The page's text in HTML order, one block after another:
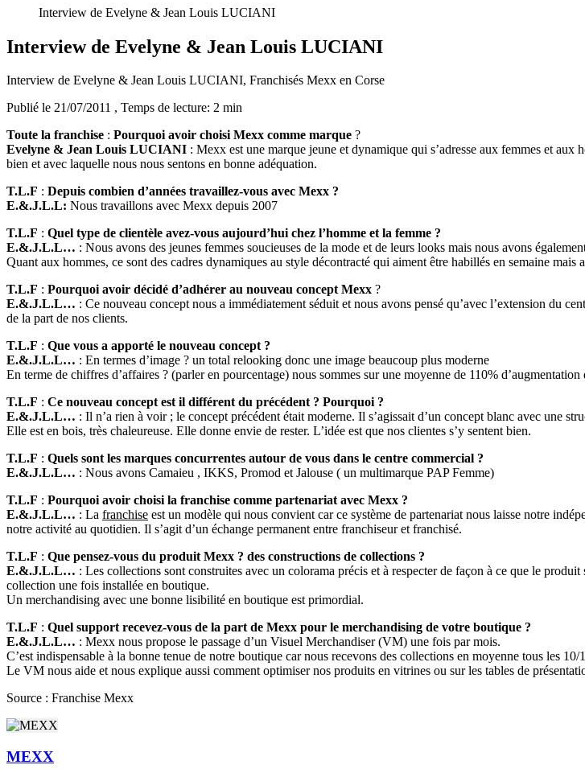
Interview de Evelyne & Jean Louis LUCIANI
Interview de Evelyne & Jean Louis LUCIANI
Interview de Evelyne & Jean Louis LUCIANI, Franchisés Mexx en Corse
Publié le 21/07/2011 , Temps de lecture: 2 min
Toute la franchise : Pourquoi avoir choisi Mexx comme marque ?
Evelyne & Jean Louis LUCIANI : Mexx est une marque jeune et dynamique qui s’adresse aux femmes et
bien et avec laquelle nous nous sentons en bonne adéquation.
T.L.F : Depuis combien d’années travaillez-vous avec Mexx ?
E.&.J.L.L: Nous travaillons avec Mexx depuis 2007
T.L.F : Quel type de clientèle avez-vous aujourd’hui chez l’homme et la femme ?
E.&.J.L.L… : Nous avons des jeunes femmes soucieuses de la mode et de leurs looks mais nous avons
Quant aux hommes, ce sont des cadres dynamiques au style décontracté qui aiment être habillés en semaine mais
T.L.F : Pourquoi avoir décidé d’adhérer au nouveau concept Mexx ?
E.&.J.L.L… : Ce nouveau concept nous a immédiatement séduit et nous avons pensé qu’avec l’extension du
de la part de nos clients.
T.L.F : Que vous a apporté le nouveau concept ?
E.&.J.L.L… : En termes d’image ? un total relooking donc une image beaucoup plus moderne
En terme de chiffres d’affaires ? (parler en pourcentage) nous sommes sur une moyenne de 110%
T.L.F : Ce nouveau concept est il différent du précédent ? Pourquoi ?
E.&.J.L.L… : Il n’a rien à voir ; le concept précédent était moderne. Il s’agissait d’un concept blanc avec une
Elle est en bois, très chaleureuse. Elle donne envie de rester. L’idée est que nos clientes s’y sentent bien.
T.L.F : Quels sont les marques concurrentes autour de vous dans le centre commercial ?
E.&.J.L.L… : Nous avons Camaieu , IKKS, Promod et Jalouse ( un multimarque PAP Femme)
T.L.F : Pourquoi avoir choisi la franchise comme partenariat avec Mexx ?
E.&.J.L.L… : La franchise est un modèle qui nous convient car ce système de partenariat nous laisse notre
notre activité au quotidien. Il s’agit d’un échange permanent entre franchiseur et franchisé.
T.L.F : Que pensez-vous du produit Mexx ? des constructions de collections ?
E.&.J.L.L… : Les collections sont construites avec un colorama précis et à respecter de façon à ce que le
collection une fois installée en boutique.
Un merchandising avec une bonne lisibilité en boutique est primordial.
T.L.F : Quel support recevez-vous de la part de Mexx pour le merchandising de votre boutique ?
E.&.J.L.L… : Mexx nous propose le passage d’un Visuel Merchandiser (VM) une fois par mois.
C’est indispensable à la bonne tenue de notre boutique car nous recevons des collections en moyenne tous les 10/
Le VM nous aide et nous explique aussi comment optimiser nos produits en vitrines ou sur les tables de
Source : Franchise Mexx
MEXX